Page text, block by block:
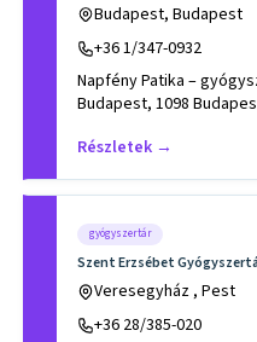
Budapest, Budapest
+36 1/347-0932
Napfény Patika –
Budapest, 1098
Részletek →
gyógyszertár
Szent Erzsébet
Veresegyház , Pest
+36 28/385-020